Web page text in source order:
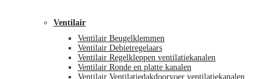
Ventilair
Ventilair Beugelklemmen
Ventilair Debietregelaars
Ventilair Regelkleppen ventilatiekanalen
Ventilair Ronde en platte kanalen
Ventilair Ventilatiedakdoorvoer ventilatiekanalen